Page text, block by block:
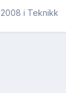
i Teknikk